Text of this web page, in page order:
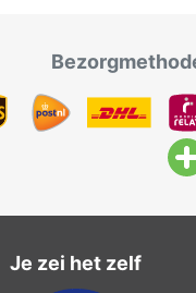
Je zei het zelf